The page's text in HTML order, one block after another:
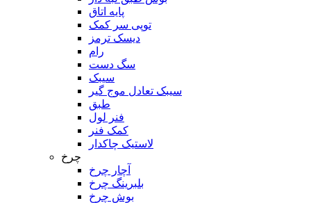
پایه اتاق
توپی سر کمک
دیسک ترمز
رام
سگ دست
سیبک
سیبک تعادل موج گیر
طبق
فنر لول
کمک فنر
لاستیک چاکدار
چرخ
آچار چرخ
بلبرینگ چرخ
بوش چرخ